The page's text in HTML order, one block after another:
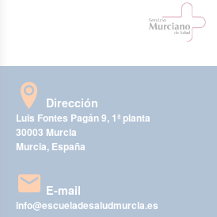
Dirección
Luis Fontes Pagán 9, 1ª planta
30003 Murcia
Murcia, España
E-mail
info@escueladesaludmurcia.es